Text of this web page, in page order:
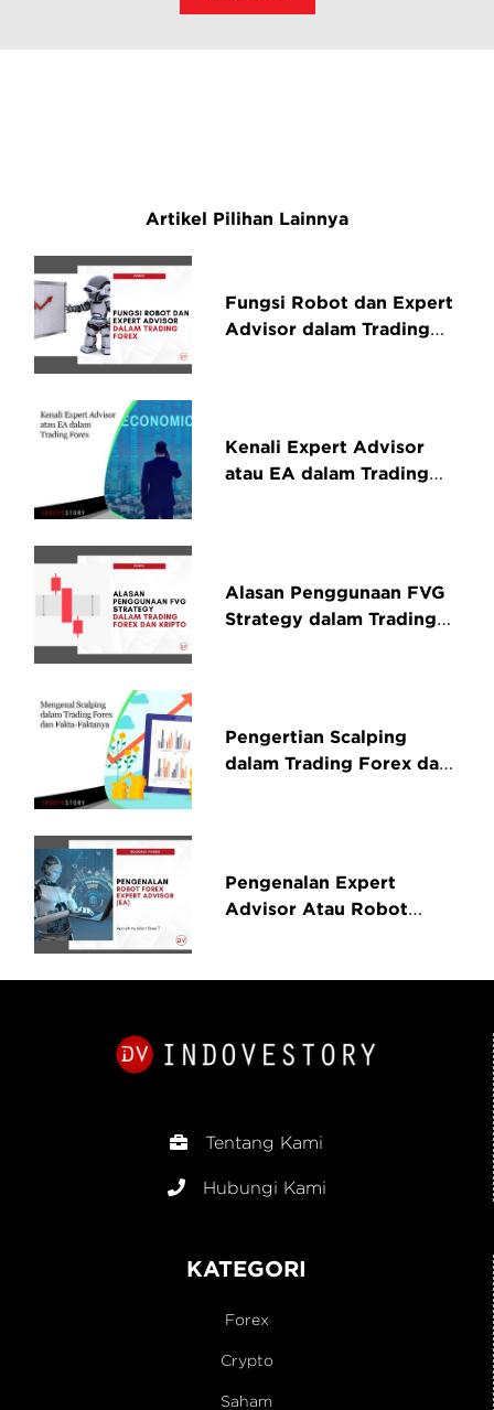
Artikel Pilihan Lainnya
Fungsi Robot dan Expert
Advisor dalam Trading
Kenali Expert Advisor
atau EA dalam Trading
Alasan Penggunaan FVG
Strategy dalam Trading
Pengertian Scalping
dalam Trading Forex dan
Pengenalan Expert
Advisor Atau Robot
Tentang Kami
Hubungi Kami
KATEGORI
Forex
Crypto
Saham